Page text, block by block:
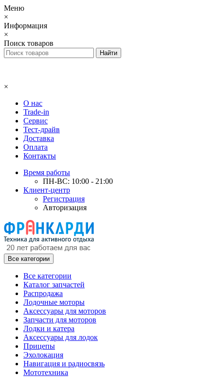
Меню
×
Информация
×
Поиск товаров
×
О нас
Trade-in
Сервис
Тест-драйв
Доставка
Оплата
Контакты
Время работы
ПН-ВС: 10:00 - 21:00
Клиент-центр
Регистрация
Авторизация
Все категории
Все категории
Каталог запчастей
Распродажа
Лодочные моторы
Аксессуары для моторов
Запчасти для моторов
Лодки и катера
Аксессуары для лодок
Прицепы
Эхолокация
Навигация и радиосвязь
Мототехника